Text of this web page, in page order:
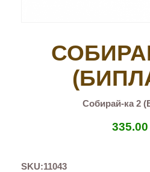
Собирай-ка 2
335.00
SKU:11043